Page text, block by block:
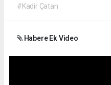
#Kadir Çatan
Habere Ek Video